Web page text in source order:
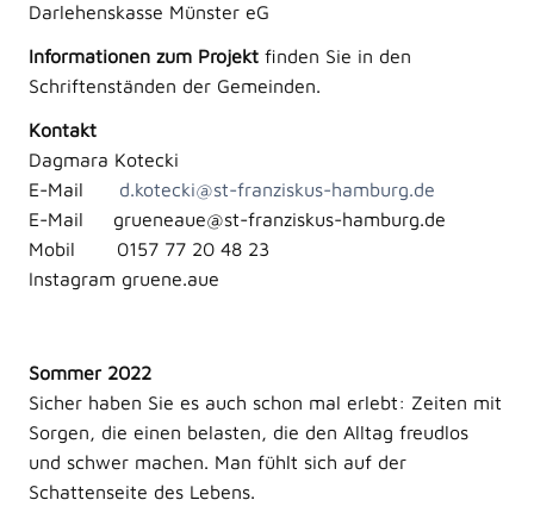
Darlehenskasse Münster eG
Informationen zum Projekt finden Sie in den
Schriftenständen der Gemeinden.
Kontakt
Dagmara Kotecki
E-Mail
d.kotecki@st-franziskus-hamburg.de
E-Mail grueneaue@st-franziskus-hamburg.de
Mobil 0157 77 20 48 23
Instagram gruene.aue
Sommer 2022
Sicher haben Sie es auch schon mal erlebt: Zeiten mit
Sorgen, die einen belasten, die den Alltag freudlos
und schwer machen. Man fühlt sich auf der
Schattenseite des Lebens.